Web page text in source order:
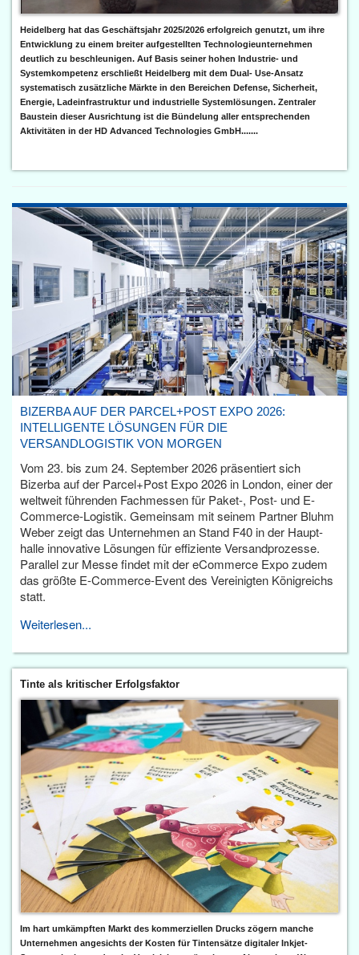
Heidelberg hat das Geschäftsjahr 2025/2026 erfolgreich genutzt, um ihre
Entwicklung zu einem breiter aufgestellten Technologieunternehmen
deutlich zu beschleunigen. Auf Basis seiner hohen Industrie- und
Systemkompetenz erschließt Heidelberg mit dem Dual- Use-Ansatz
systematisch zusätzliche Märkte in den Bereichen Defense, Sicherheit,
Energie, Ladeinfrastruktur und industrielle Systemlösungen. Zentraler
Baustein dieser Ausrichtung ist die Bündelung aller entsprechenden
Aktivitäten in der HD Advanced Technologies GmbH.......
BIZERBA AUF DER PARCEL+POST EXPO 2026:
INTELLIGENTE LÖSUNGEN FÜR DIE
VERSANDLOGISTIK VON MORGEN
Vom 23. bis zum 24. September 2026 präsentiert sich
Bizerba auf der Parcel+Post Expo 2026 in London, einer der
weltweit führenden Fachmessen für Paket-, Post- und E-
Commerce-Logistik. Gemeinsam mit seinem Partner Bluhm
Weber zeigt das Unternehmen an Stand F40 in der Haupt­
halle innovative Lösungen für effiziente Versandprozesse.
Parallel zur Messe findet mit der eCommerce Expo zudem
das größte E-Commerce-Event des Vereinigten Königreichs
statt.
Weiterlesen...
Tinte als kritischer Erfolgsfaktor
Im hart umkämpften Markt des kommerziellen Drucks zögern manche
Unternehmen angesichts der Kosten für Tintensätze digitaler Inkjet-